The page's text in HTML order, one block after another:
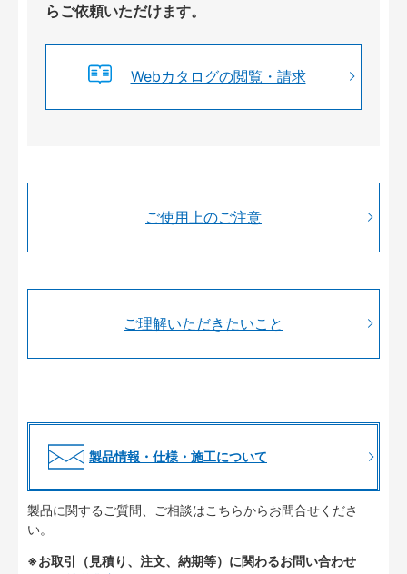
らご依頼いただけます。
Webカタログの閲覧・請求
ご使用上のご注意
ご理解いただきたいこと
製品情報・仕様・施工について
製品に関するご質問、ご相談はこちらからお問合せくださ
い。
※お取引（見積り、注文、納期等）に関わるお問い合わせ